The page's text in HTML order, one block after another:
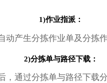
1)作业指派：
动产生分拣作业单及分拣
2)分拣单与路径下载：
，通过分拣单与路径下载